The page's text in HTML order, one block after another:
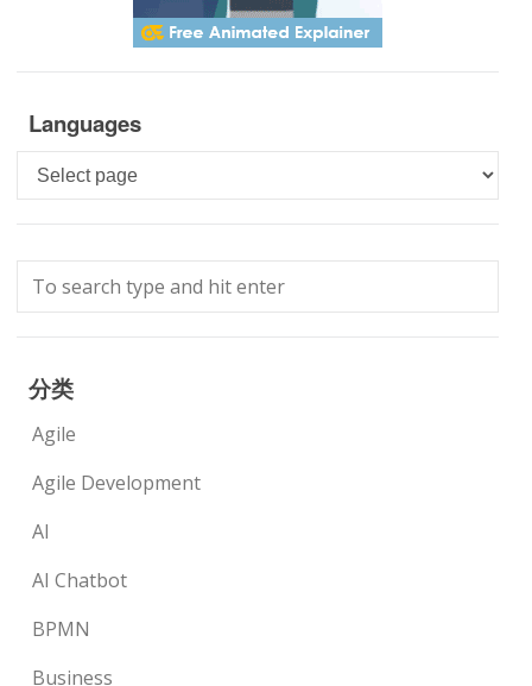
Languages
Languages
分类
Agile
Agile Development
AI
AI Chatbot
BPMN
Business